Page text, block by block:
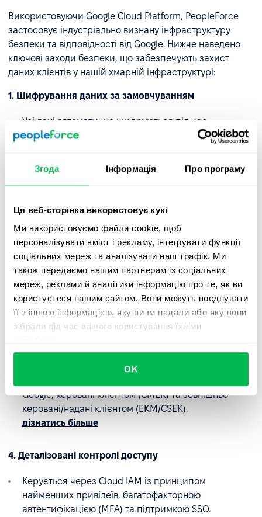
Згода Інформація Про програму
Ця веб-сторінка використовує кукі
Ми використовуємо файли cookie, щоб
персоналізувати вміст і рекламу, інтегрувати функції
соціальних мереж та аналізувати наш трафік. Ми
також передаємо нашим партнерам із соціальних
мереж, реклами й аналітики інформацію про те, як ви
користуєтеся нашим сайтом. Вони можуть поєднувати
її з іншою інформацією, яку ви їм надали або яку вони
зібрали під час вашого користування їхніми
OK
Використовуючи Google Cloud Platform, PeopleForce
застосовує індустріально визнану інфраструктуру
безпеки та відповідності від Google. Нижче наведено
ключові заходи безпеки, що забезпечують захист
даних клієнтів у нашій хмарній інфраструктурі:
1. Шифрування даних за замовчуванням
Усі дані автоматично шифруються під час
зберігання (AES-256) та під час передачі
Усередині інфраструктури Google
використовується протокол ALTS для захисту
дізнатись більше
2. Надійні резервні копії та відновлення
Резервні копії даних шифруються та зберігаються у
безпечному середовищі, що забезпечує їхню
доступність і швидке відновлення.
дізнатись більше
3. Розширене керування ключамиt
Google, керовані клієнтом (CMEK) та зовнішньо
керовані/надані клієнтом (EKM/CSEK).
дізнатись більше
4. Деталізовані контролі доступу
Керується через Cloud IAM із принципом
найменших привілеїв, багатофакторною
автентифікацією (MFA) та підтримкою SSO.